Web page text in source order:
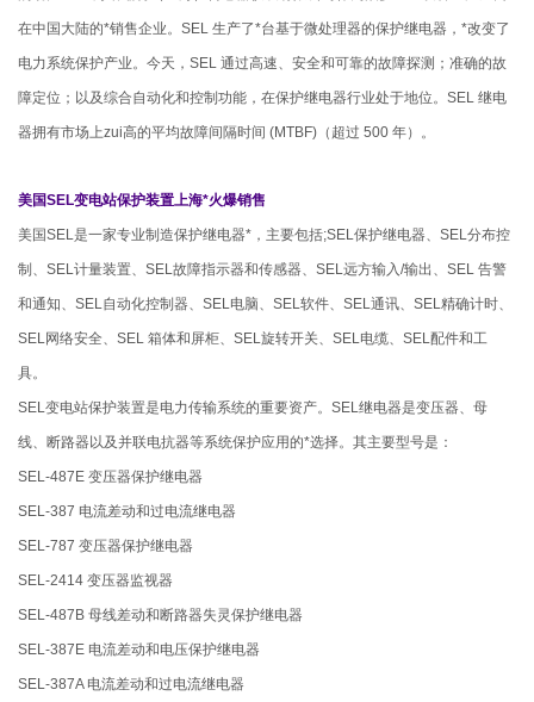
在中国大陆的*销售企业。SEL 生产了*台基于微处理器的保护继电器，*改变了
电力系统保护产业。今天，SEL 通过高速、安全和可靠的故障探测；准确的故
障定位；以及综合自动化和控制功能，在保护继电器行业处于地位。SEL 继电
器拥有市场上zui高的平均故障间隔时间 (MTBF)（超过 500 年）。
美国SEL变电站保护装置上海*火爆销售
美国SEL是一家专业制造保护继电器*，主要包括;SEL保护继电器、SEL分布控
制、SEL计量装置、SEL故障指示器和传感器、SEL远方输入/输出、SEL 告警
和通知、SEL自动化控制器、SEL电脑、SEL软件、SEL通讯、SEL精确计时、
SEL网络安全、SEL 箱体和屏柜、SEL旋转开关、SEL电缆、SEL配件和工
具。
SEL变电站保护装置是电力传输系统的重要资产。SEL继电器是变压器、母
线、断路器以及并联电抗器等系统保护应用的*选择。其主要型号是：
SEL-487E 变压器保护继电器
SEL-387 电流差动和过电流继电器
SEL-787 变压器保护继电器
SEL-2414 变压器监视器
SEL-487B 母线差动和断路器失灵保护继电器
SEL-387E 电流差动和电压保护继电器
SEL-387A 电流差动和过电流继电器